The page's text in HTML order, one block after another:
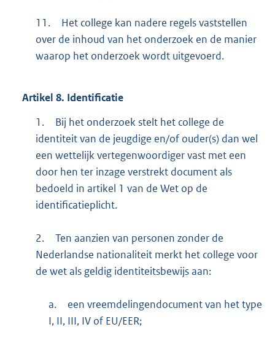
11.
Het college kan nadere regels vaststellen
over de inhoud van het onderzoek en de manier
waarop het onderzoek wordt uitgevoerd.
Artikel 8. Identificatie
1.
Bij het onderzoek stelt het college de
identiteit van de jeugdige en/of ouder(s) dan wel
een wettelijk vertegenwoordiger vast met een
door hen ter inzage verstrekt document als
bedoeld in artikel 1 van de Wet op de
identificatieplicht.
2.
Ten aanzien van personen zonder de
Nederlandse nationaliteit merkt het college voor
de wet als geldig identiteitsbewijs aan:
a.
een vreemdelingendocument van het type
I, II, III, IV of EU/EER;